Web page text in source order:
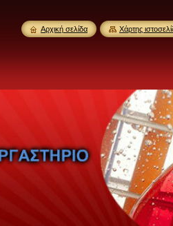
Αρχική σελίδα Χάρτης